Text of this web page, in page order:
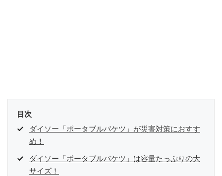
目次
ダイソー「ポータブルバケツ」が災害対策におすす
め！
ダイソー「ポータブルバケツ」は容量たっぷりの大
サイズ！